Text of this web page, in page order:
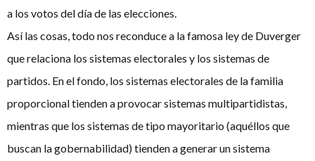
a los votos del día de las elecciones.
Así las cosas, todo nos reconduce a la famosa ley de Duverger
que relaciona los sistemas electorales y los sistemas de
partidos. En el fondo, los sistemas electorales de la familia
proporcional tienden a provocar sistemas multipartidistas,
mientras que los sistemas de tipo mayoritario (aquéllos que
buscan la gobernabilidad) tienden a generar un sistema